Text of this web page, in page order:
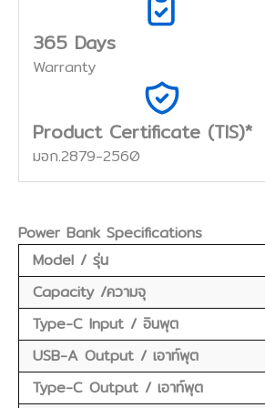
365 Days
Warranty
Product Certificate (TIS)*
มอก.2879-2560
Power Bank Specifications
Model / รุ่น
Capacity /ความจุ
Type-C Input / อินพุต
USB-A Output / เอาท์พุต
Type-C Output / เอาท์พุต